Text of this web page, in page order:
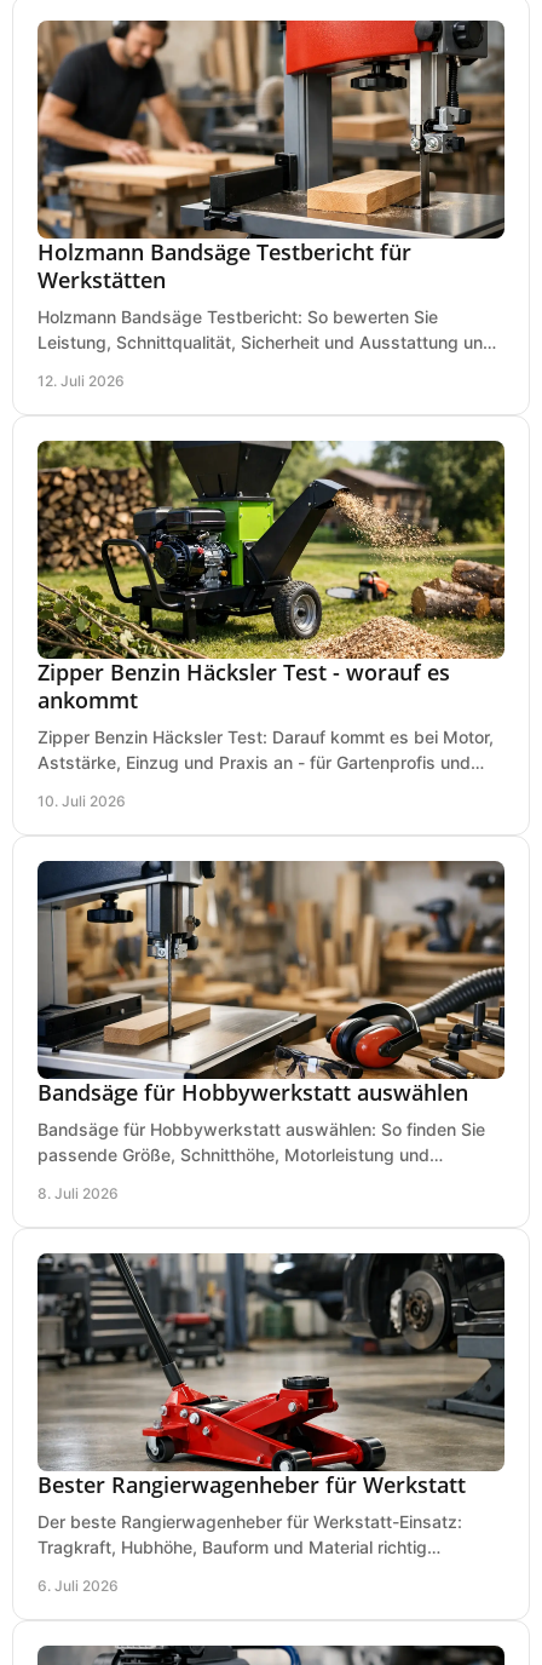
Holzmann Bandsäge Testbericht für
Werkstätten
Holzmann Bandsäge Testbericht: So bewerten Sie
Leistung, Schnittqualität, Sicherheit und Ausstattung und
12. Juli 2026
Zipper Benzin Häcksler Test - worauf es
ankommt
Zipper Benzin Häcksler Test: Darauf kommt es bei Motor,
Aststärke, Einzug und Praxis an - für Gartenprofis und
10. Juli 2026
Bandsäge für Hobbywerkstatt auswählen
Bandsäge für Hobbywerkstatt auswählen: So finden Sie
passende Größe, Schnitthöhe, Motorleistung und
8. Juli 2026
Bester Rangierwagenheber für Werkstatt
Der beste Rangierwagenheber für Werkstatt-Einsatz:
Tragkraft, Hubhöhe, Bauform und Material richtig
6. Juli 2026